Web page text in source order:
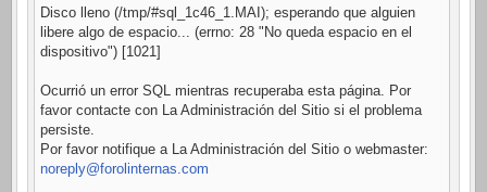
Disco lleno (/tmp/#sql_1c46_1.MAI); esperando que alguien
libere algo de espacio... (errno: 28 "No queda espacio en el
dispositivo") [1021]
Ocurrió un error SQL mientras recuperaba esta página. Por
favor contacte con La Administración del Sitio si el problema
persiste.
Por favor notifique a La Administración del Sitio o webmaster:
noreply@forolinternas.com